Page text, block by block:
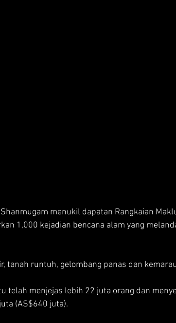
menukil dapatan Rangkaian
1,000 kejadian bencana alam yang
tanah runtuh, gelombang panas dan
telah menjejas lebih 22 juta orang dan
(AS$640 juta).